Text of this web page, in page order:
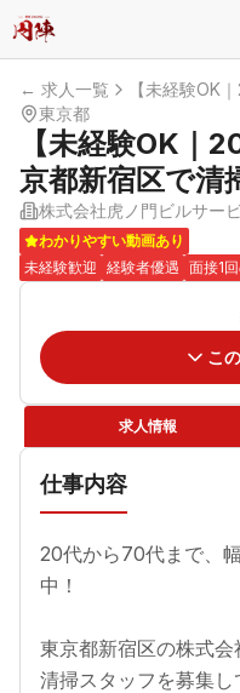
← 求人一覧
東京都
【未経験OK｜
京都新宿区で清
株式会社虎ノ門ビルサー
わかりやすい動画あり
未経験歓迎 経験者優遇 面接1
こ
求人情報
仕事内容
20代から70代まで、
中！
東京都新宿区の株式会
清掃スタッフを募集し